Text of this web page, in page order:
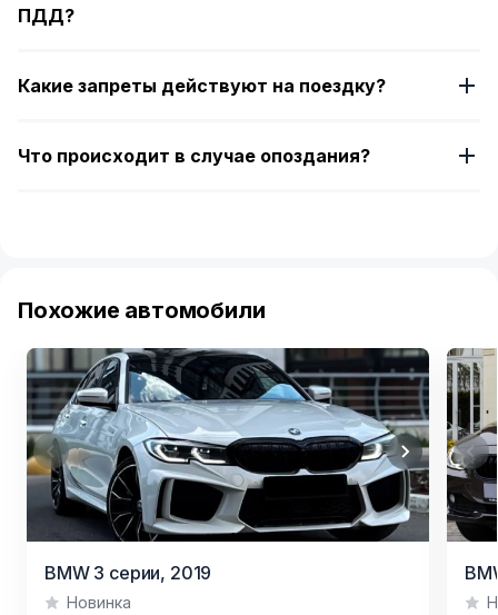
ПДД?
Какие запреты действуют на поездку?
Что происходит в случае опоздания?
Похожие автомобили
BMW 3 серии, 2019
Новинка